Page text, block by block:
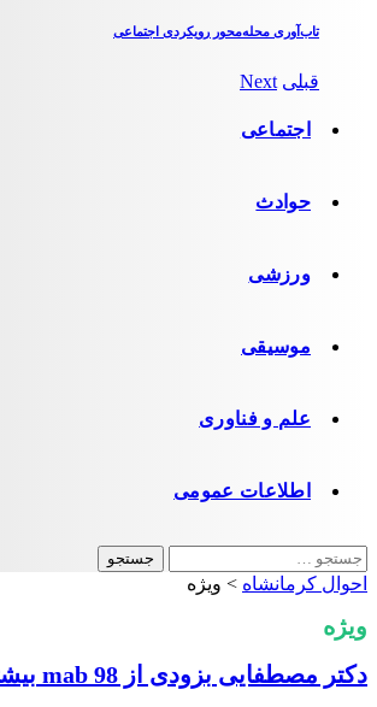
تاب‌آوری محله‌محور رویکردی اجتماعی
قبلی Next
اجتماعی
حوادث
ورزشی
موسیقی
علم و فناوری
اطلاعات عمومی
جستجو
برای:
احوال کرمانشاه > ویژه
ویژه
دکتر مصطفایی بزودی از mab 98 بیشتر خواهد گفت